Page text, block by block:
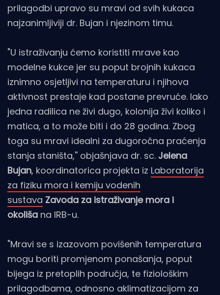
prilagodbi upravo su mravi od svih kukaca
najzanimljiviji dr. Bujan i njezinom timu.
"U istraživanju ćemo koristiti mrave kao
modelne kukce jer su poput brojnih kukaca
iznimno osjetljivi na temperaturu i njihova
aktivnost prestaje kad postane prevruće. Iako
jedna radilica ne živi dugo, kolonija živi koliko i
matica, a to može biti i do 28 godina. Zbog
toga su mravi idealni za dugoročna praćenja
stanja staništa,'' objašnjava dr. sc. Jelena
Bujan, koordinatorica projekta iz Laboratorija
za fiziku mora i kemiju vodenih
sustava Zavoda za istraživanje mora i
okoliša na IRB-u.
"Mravi se s izazovom povišenih temperatura
mogu boriti promjenom ponašanja, poput
bijega iz pretoplih područja, te fiziološkim
prilagodbama, odnosno aklimatizacijom za